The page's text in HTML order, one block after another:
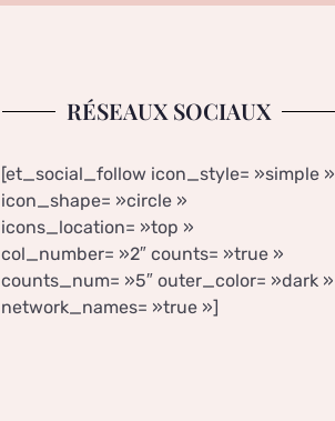
RÉSEAUX SOCIAUX
[et_social_follow icon_style= »simple »
icon_shape= »circle »
icons_location= »top »
col_number= »2″ counts= »true »
counts_num= »5″ outer_color= »dark »
network_names= »true »]